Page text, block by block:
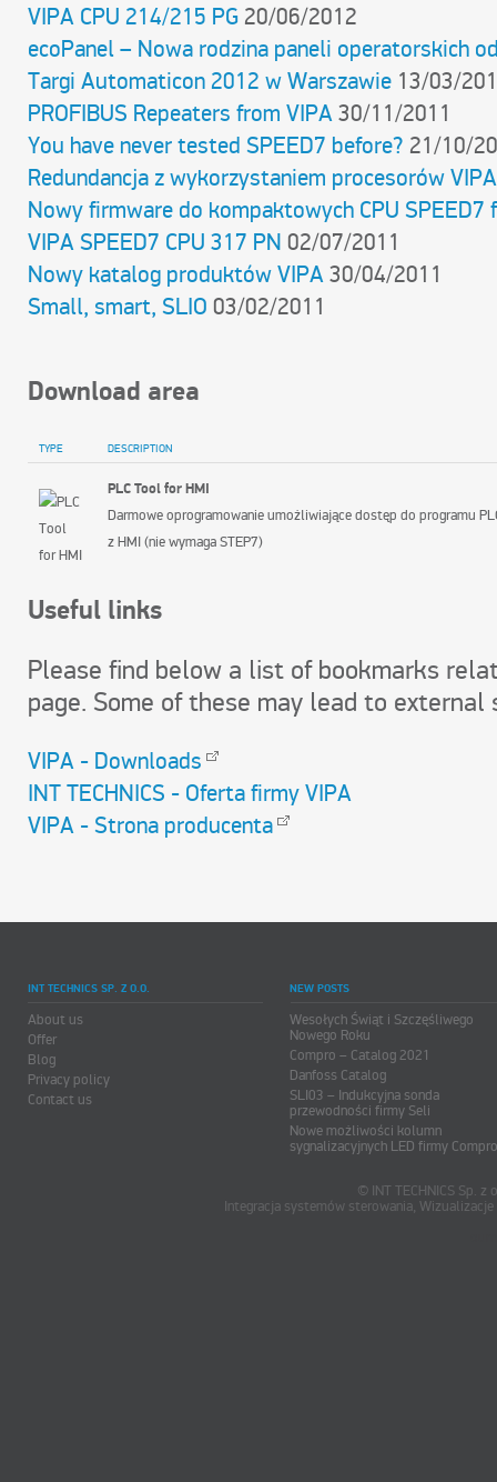
VIPA CPU 214/215 PG 20/06/2012
ecoPanel – Nowa rodzina paneli operatorskich
Targi Automaticon 2012 w Warszawie 13/03/
PROFIBUS Repeaters from VIPA 30/11/2011
You have never tested SPEED7 before? 21/10/
Redundancja z wykorzystaniem procesorów
Nowy firmware do kompaktowych CPU SPEED7
VIPA SPEED7 CPU 317 PN 02/07/2011
Nowy katalog produktów VIPA 30/04/2011
Small, smart, SLIO 03/02/2011
Download area
TYPE DESCRIPTION
PLCTool for HMI
Darmowe oprogramowanie umożliwiające dostęp do programu
z HMI (nie wymaga STEP7)
Useful links
Please find below a list of bookmarks
page. Some of these may lead to external
VIPA - Downloads
INT TECHNICS - Oferta firmy VIPA
VIPA - Strona producenta
INT TECHNICS SP. Z O.O.
About us
Offer
Blog
Privacy policy
Contact us
NEW POSTS
Wesołych Świąt i Szczęśliwego
Nowego Roku
Compro – Catalog 2021
Danfoss Catalog
SLI03 – Indukcyjna sonda
przewodności firmy Seli
Nowe możliwości kolumn
sygnalizacyjnych LED firmy
© INT TECHNICS Sp.
Integracja systemów sterowania,